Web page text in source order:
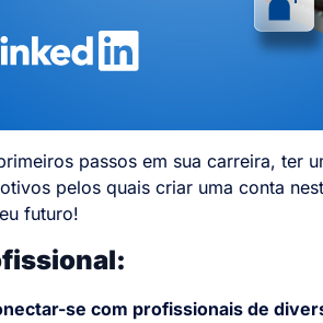
passos em sua carreira, ter
pelos quais criar uma conta
futuro!
se com profissionais de